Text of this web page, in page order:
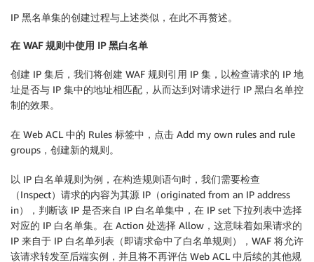
IP 黑名单集的创建过程与上述类似，在此不再赘述。
在 WAF 规则中使用 IP 黑白名单
创建 IP 集后，我们将创建 WAF 规则引用 IP 集，以检查请求的 IP 地
址是否与 IP 集中的地址相匹配，从而达到对请求进行 IP 黑白名单控
制的效果。
在 Web ACL 中的 Rules 标签中，点击 Add my own rules and rule
groups，创建新的规则。
以 IP 白名单规则为例，在构造规则语句时，我们需要检查
（Inspect）请求的内容为其源 IP（originated from an IP address
in），判断该 IP 是否来自 IP 白名单集中，在 IP set 下拉列表中选择
对应的 IP 白名单集。在 Action 处选择 Allow，这意味着如果请求的
IP 来自于 IP 白名单列表（即请求命中了白名单规则），WAF 将允许
该请求转发至后端实例，并且将不再评估 Web ACL 中后续的其他规